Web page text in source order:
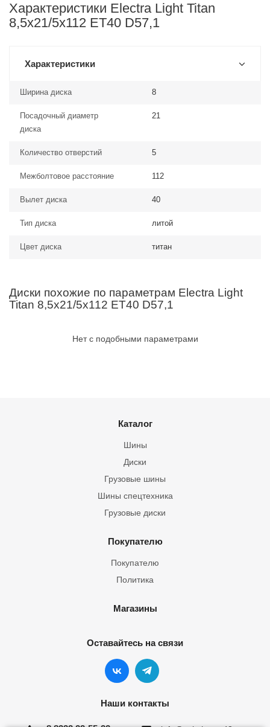
Характеристики Electra Light Titan
8,5x21/5x112 ET40 D57,1
Характеристики
Ширина диска 8
Посадочный диаметр
диска
21
Количество отверстий 5
Межболтовое расстояние 112
Вылет диска 40
Тип диска литой
Цвет диска титан
Диски похожие по параметрам Electra Light
Titan 8,5x21/5x112 ET40 D57,1
Нет с подобными параметрами
Каталог
Шины
Грузовые шины
Шины спецтехника
Диски
Грузовые диски
Покупателю
Покупателю
Политика
Магазины
Оставайтесь на связи
Наши контакты